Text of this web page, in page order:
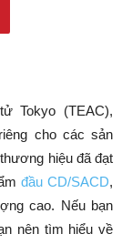
Tokyo (TEAC),
cho các sản
hiệu đã đạt
đầu CD/SACD,
cao. Nếu bạn
nên tìm hiểu về